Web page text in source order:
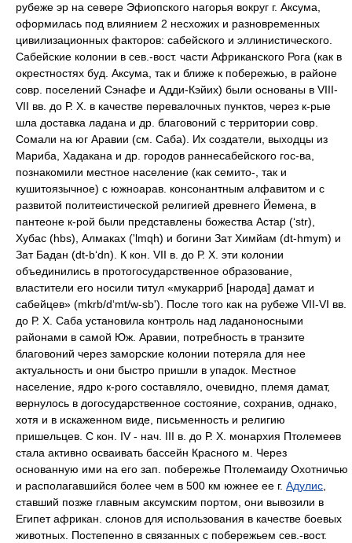
рубеже эр на севере Эфиопского нагорья вокруг г. Аксума,
оформилась под влиянием 2 несхожих и разновременных
цивилизационных факторов: сабейского и эллинистического.
Сабейские колонии в сев.-вост. части Африканского Рога (как в
окрестностях буд. Аксума, так и ближе к побережью, в районе
совр. поселений Сэнафе и Адди-Кэйих) были основаны в VIII-
VII вв. до Р. Х. в качестве перевалочных пунктов, через к-рые
шла доставка ладана и др. благовоний с территории совр.
Сомали на юг Аравии (см. Саба). Их создатели, выходцы из
Мариба, Хадакана и др. городов раннесабейского гос-ва,
познакомили местное население (как семито-, так и
кушитоязычное) с южноарав. консонантным алфавитом и с
развитой политеистической религией древнего Йемена, в
пантеоне к-рой были представлены божества Астар (‘str),
Хубас (hbs), Алмаках ('lmqh) и богини Зат Химйам (dt-hmym) и
Зат Бадан (dt-b‘dn). К кон. VII в. до Р. Х. эти колонии
объединились в протогосударственное образование,
властители его носили титул «мукарриб [народа] дамат и
сабейцев» (mkrb/d‘mt/w-sb'). После того как на рубеже VII-VI вв.
до Р. Х. Саба установила контроль над ладаноносными
районами в самой Юж. Аравии, потребность в транзите
благовоний через заморские колонии потеряла для нее
актуальность и они быстро пришли в упадок. Местное
население, ядро к-рого составляло, очевидно, племя дамат,
вернулось в догосударственное состояние, сохранив, однако,
хотя и в искаженном виде, письменность и религию
пришельцев. С кон. IV - нач. III в. до Р. Х. монархия Птолемеев
стала активно осваивать бассейн Красного м. Через
основанную ими на его зап. побережье Птолемаиду Охотничью
и располагавшийся более чем в 500 км южнее ее г. Адулис
ставший позже главным аксумским портом, они вывозили в
Египет африкан. слонов для использования в качестве боевых
животных. Постепенно в связанных с побережьем сев.-вост.